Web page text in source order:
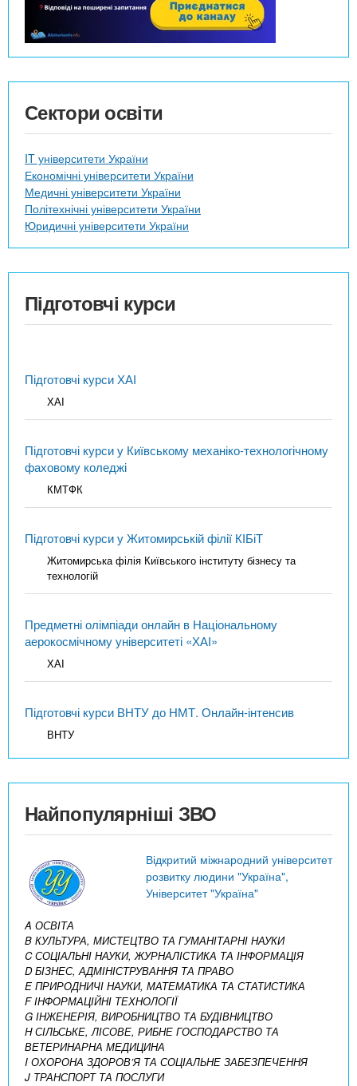
Сектори освіти
IT університети України
Економічні університети України
Медичні університети України
Політехнічні університети України
Юридичні університети України
Підготовчі курси
Підготовчі курси ХАІ
ХАІ
Підготовчі курси у Київському механіко-технологічному
фаховому коледжі
КМТФК
Підготовчі курси у Житомирській філії КІБіТ
Житомирська філія Київського інституту бізнесу та
технологій
Предметні олімпіади онлайн в Національному
аерокосмічному університеті «ХАІ»
ХАІ
Підготовчі курси ВНТУ до НМТ. Онлайн-інтенсив
ВНТУ
Найпопулярніші ЗВО
Відкритий міжнародний університет
розвитку людини "Україна",
Університет "Україна"
A ОСВІТА
B КУЛЬТУРА, МИСТЕЦТВО ТА ГУМАНІТАРНІ НАУКИ
C СОЦІАЛЬНІ НАУКИ, ЖУРНАЛІСТИКА ТА ІНФОРМАЦІЯ
D БІЗНЕС, АДМІНІСТРУВАННЯ ТА ПРАВО
E ПРИРОДНИЧІ НАУКИ, МАТЕМАТИКА ТА СТАТИСТИКА
F ІНФОРМАЦІЙНІ ТЕХНОЛОГІЇ
G ІНЖЕНЕРІЯ, ВИРОБНИЦТВО ТА БУДІВНИЦТВО
H СІЛЬСЬКЕ, ЛІСОВЕ, РИБНЕ ГОСПОДАРСТВО ТА
ВЕТЕРИНАРНА МЕДИЦИНА
I ОХОРОНА ЗДОРОВ’Я ТА СОЦІАЛЬНЕ ЗАБЕЗПЕЧЕННЯ
J ТРАНСПОРТ ТА ПОСЛУГИ